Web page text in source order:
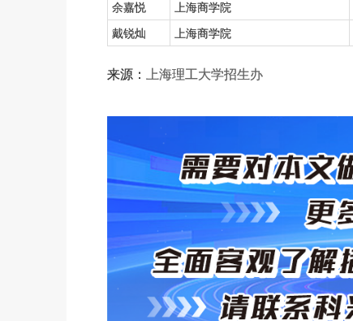
余嘉悦
上海商学院
戴锐灿
上海商学院
来源： 上海理工大学招生办